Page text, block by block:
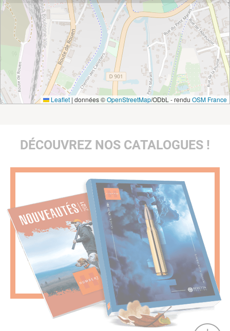
Leaflet | données ©OpenStreetMap/ODbL - rendu OSM France
DÉCOUVREZ NOS CATALOGUES !